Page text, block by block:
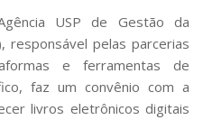
USP de Gestão da
responsável pelas parcerias
e ferramentas de
faz um convênio com a
livros eletrônicos digitais